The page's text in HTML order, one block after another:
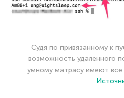
Судя по привязанному к
возможность удаленного
умному матрасу имеют все